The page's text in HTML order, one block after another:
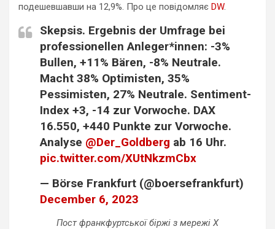
подешевшавши на 12,9%. Про це повідомляє DW.
Skepsis. Ergebnis der Umfrage bei
professionellen Anleger*innen: -3%
Bullen, +11% Bären, -8% Neutrale.
Macht 38% Optimisten, 35%
Pessimisten, 27% Neutrale. Sentiment-
Index +3, -14 zur Vorwoche. DAX
16.550, +440 Punkte zur Vorwoche.
Analyse @Der_Goldberg ab 16 Uhr.
pic.twitter.com/XUtNkzmCbx
— Börse Frankfurt (@boersefrankfurt)
December 6, 2023
Пост франкфуртської біржі з мережі X